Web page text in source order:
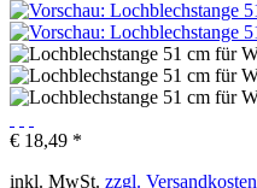
€ 18,49 *
inkl. MwSt. zzgl. Versandkosten